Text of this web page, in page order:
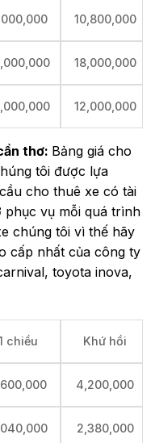
10,800,000
18,000,000
12,000,000
thơ: Bảng giá cho
tôi được lựa
cho thuê xe có tài
vụ mỗi quá trình
chúng tôi vì thế hãy
cấp nhất của công ty
toyota inova,
chiều Khứ hồi
4,200,000
2,380,000